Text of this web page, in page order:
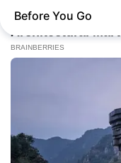
BUZZ DAY
They Found A Ship
Years
Before You Go